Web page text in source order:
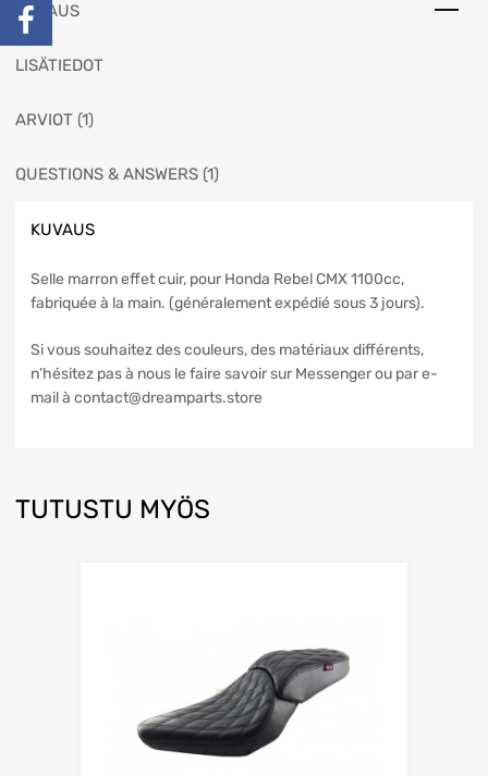
KUVAUS
LISÄTIEDOT
ARVIOT (1)
QUESTIONS & ANSWERS (1)
KUVAUS
Selle marron effet cuir, pour Honda Rebel CMX 1100cc,
fabriquée à la main. (généralement expédié sous 3 jours).
Si vous souhaitez des couleurs, des matériaux différents,
n’hésitez pas à nous le faire savoir sur Messenger ou par e-
mail à contact@dreamparts.store
TUTUSTU MYÖS